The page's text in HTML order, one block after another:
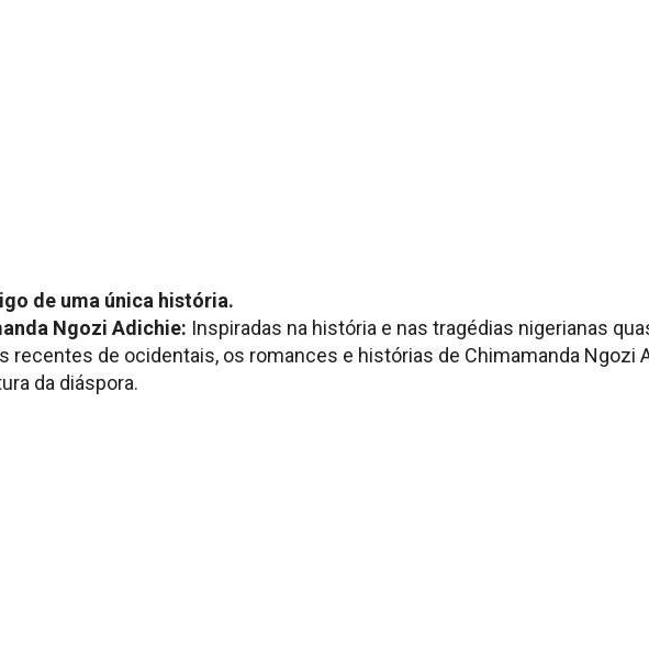
de uma única história.
Ngozi Adichie: Inspiradas na história e nas tragédias nigerianas
recentes de ocidentais, os romances e histórias de Chimamanda Ngozi
da diáspora.